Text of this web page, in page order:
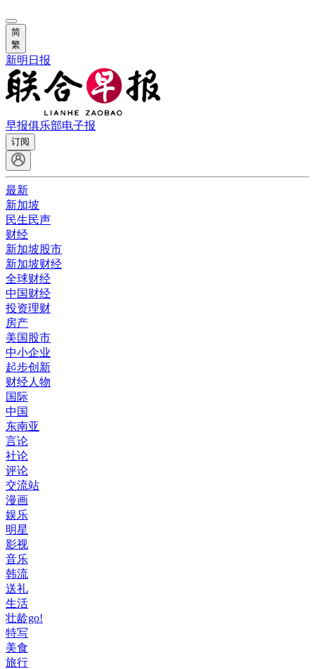
简
繁
新明日报
早报俱乐部电子报
订阅
最新
新加坡
民生民声
财经
新加坡股市
新加坡财经
全球财经
中国财经
投资理财
房产
美国股市
中小企业
起步创新
财经人物
国际
中国
东南亚
言论
社论
评论
交流站
漫画
娱乐
明星
影视
音乐
韩流
送礼
生活
壮龄go!
特写
美食
旅行